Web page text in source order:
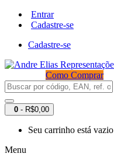
Entrar
Cadastre-se
Cadastre-se
Como Comprar
0 - R$0,00
Seu carrinho está vazio
Menu